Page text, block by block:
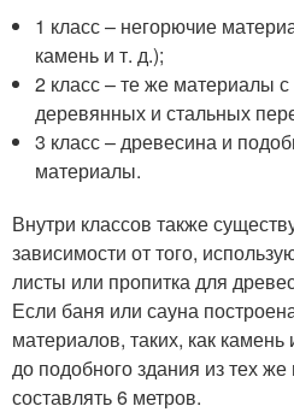
1 класс – негорючие
камень и т. д.);
2 класс – те же материалы
деревянных и стальных
3 класс – древесина и
материалы.
Внутри классов также
зависимости от того,
листы или пропитка для
Если баня или сауна
материалов, таких, как
до подобного здания из тех
составлять 6 метров.